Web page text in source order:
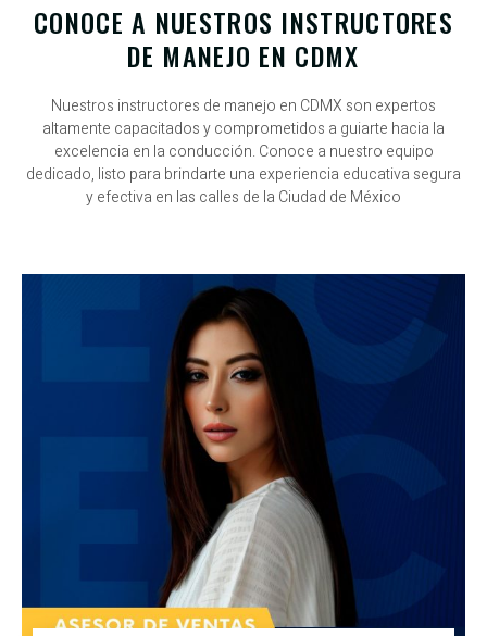
CONOCE A NUESTROS INSTRUCTORES
DE MANEJO EN CDMX
Nuestros instructores de manejo en CDMX son expertos
altamente capacitados y comprometidos a guiarte hacia la
excelencia en la conducción. Conoce a nuestro equipo
dedicado, listo para brindarte una experiencia educativa segura
y efectiva en las calles de la Ciudad de México